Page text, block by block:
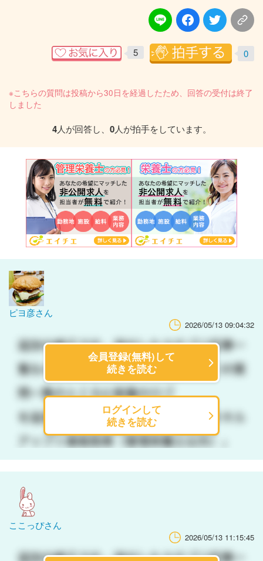
5 0
※こちらの質問は投稿から30日を経過したため、回答の受付は終了
しました
4人が回答し、 0人が拍手をしています。
ピヨ彦さん
2026/05/13 09:04:32
会員登録(無料)して
続きを読む
ログインして
続きを読む
ここっぴさん
2026/05/13 11:15:45